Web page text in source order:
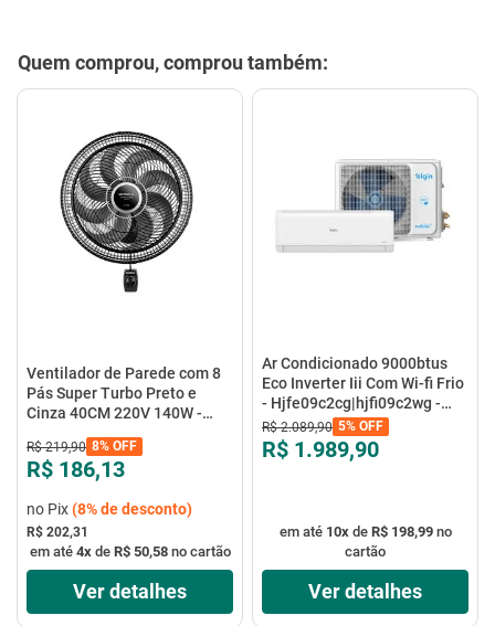
Quem comprou, comprou também:
Ventilador de Parede com 8
Pás Super Turbo Preto e
Cinza 40CM 220V 140W -
R$ 219,90 8% OFF
R$ 186,13
no Pix(8%de desconto)
R$ 202,31
em até 4xde R$ 50,58no cartão
Ver detalhes
Ar Condicionado 9000btus
Eco Inverter Iii Com Wi-fi Frio
- Hjfe09c2cg|hjfi09c2wg -
Elgin
R$ 2.089,90 5% OFF
R$ 1.989,90
em até 10xde R$ 198,99no
cartão
Ver detalhes